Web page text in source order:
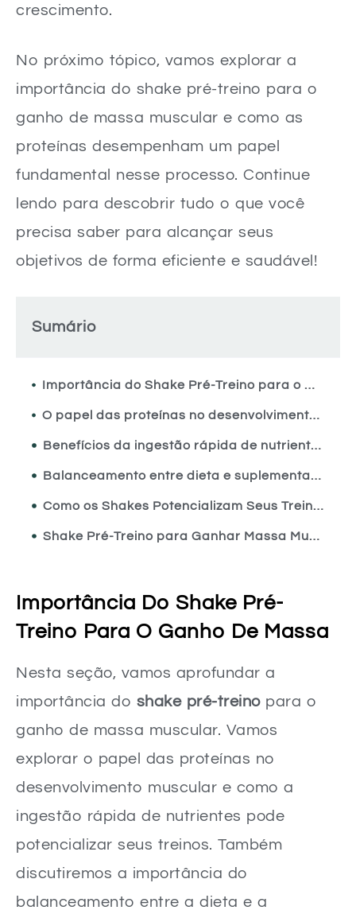
crescimento.
No próximo tópico, vamos explorar a
importância do shake pré-treino para o
ganho de massa muscular e como as
proteínas desempenham um papel
fundamental nesse processo. Continue
lendo para descobrir tudo o que você
precisa saber para alcançar seus
objetivos de forma eficiente e saudável!
Sumário
Importância do Shake Pré-Treino para o Ganho de Massa
O papel das proteínas no desenvolvimento muscular
Benefícios da ingestão rápida de nutrientes
Balanceamento entre dieta e suplementação
Como os Shakes Potencializam Seus Treinos
Shake Pré-Treino para Ganhar Massa Muscular
Análise dos shakes conforme ingredientes
O que é um shake pré-treino?
Importância Do Shake Pré-
Treino Para O Ganho De Massa
Nesta seção, vamos aprofundar a
importância do shake pré-treinopara o
ganho de massa muscular. Vamos
explorar o papel das proteínas no
desenvolvimento muscular e como a
ingestão rápida de nutrientes pode
potencializar seus treinos. Também
discutiremos a importância do
balanceamento entre a dieta e a